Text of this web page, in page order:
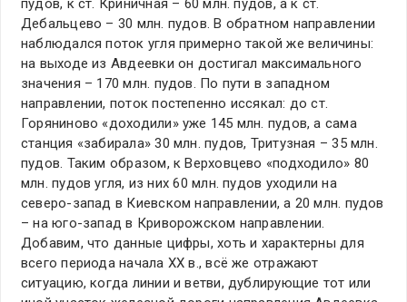
пудов, к ст. Криничная – 60 млн. пудов, а к ст.
Дебальцево – 30 млн. пудов. В обратном направлении
наблюдался поток угля примерно такой же величины:
на выходе из Авдеевки он достигал максимального
значения – 170 млн. пудов. По пути в западном
направлении, поток постепенно иссякал: до ст.
Горяниново «доходили» уже 145 млн. пудов, а сама
станция «забирала» 30 млн. пудов, Тритузная – 35 млн.
пудов. Таким образом, к Верховцево «подходило» 80
млн. пудов угля, из них 60 млн. пудов уходили на
северо-запад в Киевском направлении, а 20 млн. пудов
– на юго-запад в Криворожском направлении.
Добавим, что данные цифры, хоть и характерны для
всего периода начала ХХ в., всё же отражают
ситуацию, когда линии и ветви, дублирующие тот или